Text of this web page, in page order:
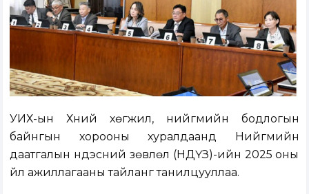
УИХ-ын Хүний хөгжил, нийгмийн бодлогын
байнгын хорооны хуралдаанд Нийгмийн
даатгалын үндэсний зөвлөл (НДҮЗ)-ийн 2025 оны
үйл ажиллагааны тайланг танилцууллаа.